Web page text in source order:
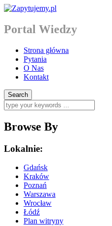
Portal Wiedzy
Strona główna
Pytania
O Nas
Kontakt
Browse By
Lokalnie:
Gdańsk
Kraków
Poznań
Warszawa
Wrocław
Łódź
Plan witryny